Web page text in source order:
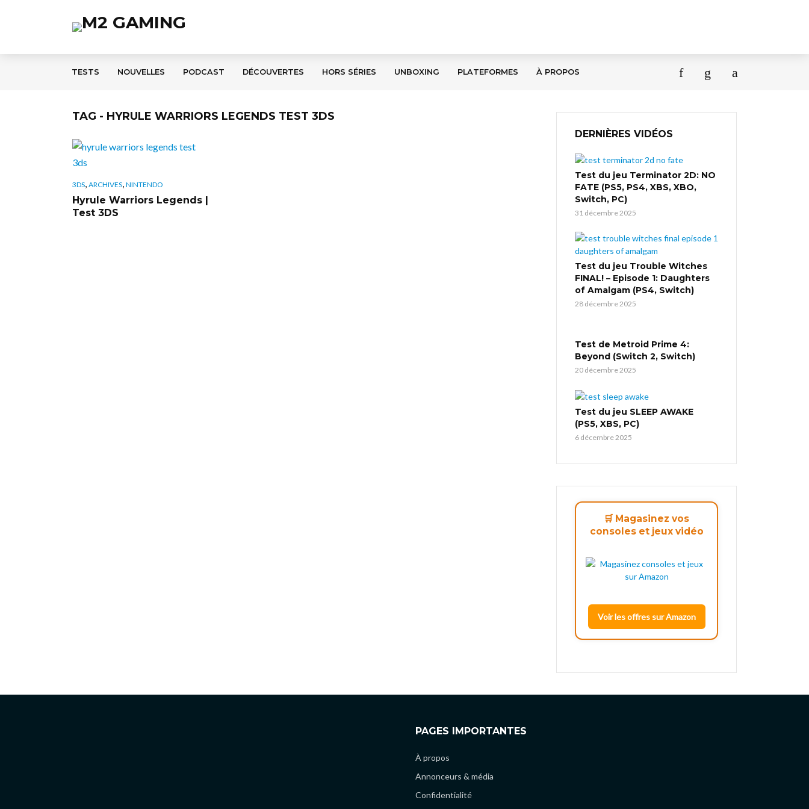
TESTS NOUVELLES PODCAST DÉCOUVERTES HORS SÉRIES UNBOXING PLATEFORMES À PROPOS
TAG - HYRULE WARRIORS LEGENDS TEST 3DS
3DS, ARCHIVES, NINTENDO
Hyrule Warriors Legends |
Test 3DS
DERNIÈRES VIDÉOS
Test du jeu Terminator 2D: NO
FATE (PS5, PS4, XBS, XBO,
Switch, PC)
31 décembre 2025
Test du jeu Trouble Witches
FINAL! – Episode 1: Daughters
of Amalgam (PS4, Switch)
28 décembre 2025
Test de Metroid Prime 4:
Beyond (Switch 2, Switch)
20 décembre 2025
Test du jeu SLEEP AWAKE
(PS5, XBS, PC)
6 décembre 2025
🛒 Magasinez vos
consoles et jeux vidéo
Voir les offres sur Amazon
PAGES IMPORTANTES
À propos
Annonceurs & média
Confidentialité